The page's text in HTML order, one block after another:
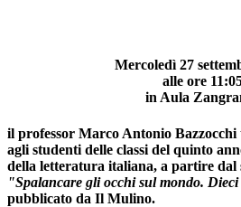
Mercoledì 27
alle ore
in Aula
il professor Marco Antonio
agli studenti delle classi del quinto
della letteratura italiana, a partire
"Spalancare gli occhi sul mondo.
pubblicato da Il Mulino.